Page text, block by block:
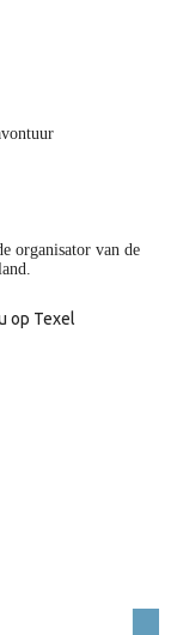
organisator van de
op Texel